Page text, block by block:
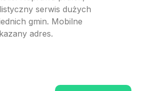
serwis dużych
gmin. Mobilne
adres.